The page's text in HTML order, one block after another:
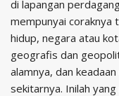
di lapangan
mempunyai coraknya
hidup, negara atau
geografis dan
alamnya, dan
sekitarnya. Inilah